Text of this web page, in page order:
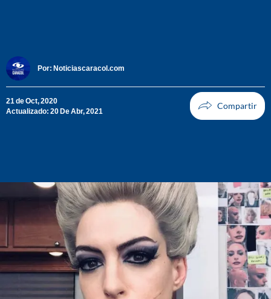
Por: Noticiascaracol.com
21 de Oct, 2020
Actualizado: 20 De Abr, 2021